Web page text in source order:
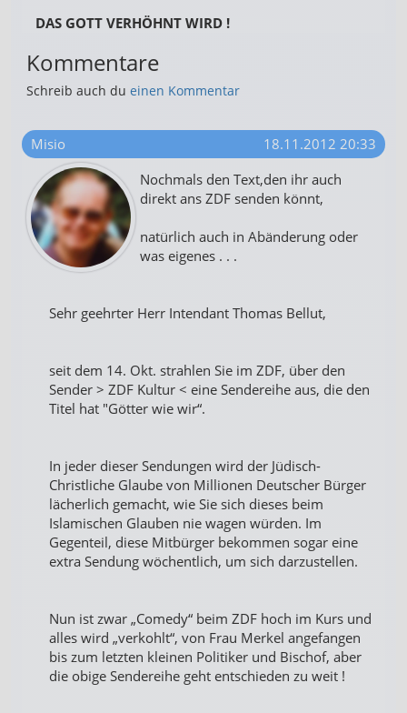
DAS GOTT VERHÖHNT WIRD !
Kommentare
Schreib auch du einen Kommentar
Misio
18.11.2012 20:33
Nochmals den Text,den ihr auch
direkt ans ZDF senden könnt,
natürlich auch in Abänderung oder
was eigenes . . .
Sehr geehrter Herr Intendant Thomas Bellut,
seit dem 14. Okt. strahlen Sie im ZDF, über den
Sender > ZDF Kultur < eine Sendereihe aus, die den
Titel hat "Götter wie wir“.
In jeder dieser Sendungen wird der Jüdisch-
Christliche Glaube von Millionen Deutscher Bürger
lächerlich gemacht, wie Sie sich dieses beim
Islamischen Glauben nie wagen würden. Im
Gegenteil, diese Mitbürger bekommen sogar eine
extra Sendung wöchentlich, um sich darzustellen.
Nun ist zwar „Comedy“ beim ZDF hoch im Kurs und
alles wird „verkohlt“, von Frau Merkel angefangen
bis zum letzten kleinen Politiker und Bischof, aber
die obige Sendereihe geht entschieden zu weit !